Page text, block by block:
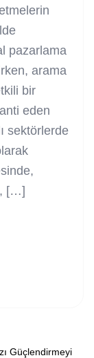
pazarlama
arama
bir
eden
sektörlerde
[…]